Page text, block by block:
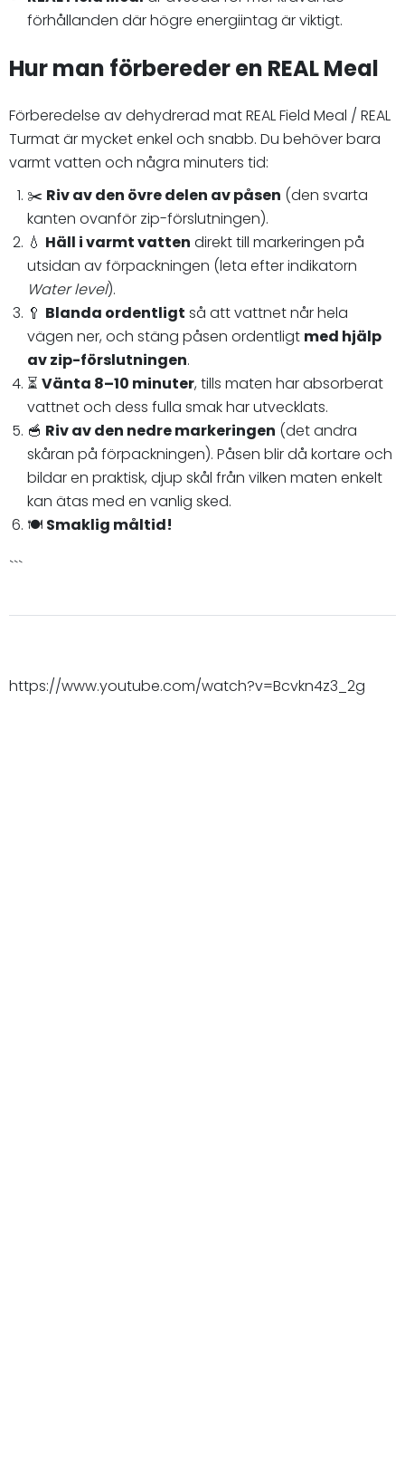
förhållanden där högre energiintag är viktigt.
Hur man förbereder en REAL Meal
Förberedelse av dehydrerad mat REAL Field Meal / REAL
Turmat är mycket enkel och snabb. Du behöver bara
varmt vatten och några minuters tid:
✂️ Riv av den övre delen av påsen (den svarta
kanten ovanför zip-förslutningen).
💧 Häll i varmt vatten direkt till markeringen på
utsidan av förpackningen (leta efter indikatorn
Water level).
🥄 Blanda ordentligt så att vattnet når hela
vägen ner, och stäng påsen ordentligt med hjälp
av zip-förslutningen.
⏳ Vänta 8–10 minuter, tills maten har absorberat
vattnet och dess fulla smak har utvecklats.
🥣 Riv av den nedre markeringen (det andra
skåran på förpackningen). Påsen blir då kortare och
bildar en praktisk, djup skål från vilken maten enkelt
kan ätas med en vanlig sked.
🍽️ Smaklig måltid!
```
https://www.youtube.com/watch?v=Bcvkn4z3_2g